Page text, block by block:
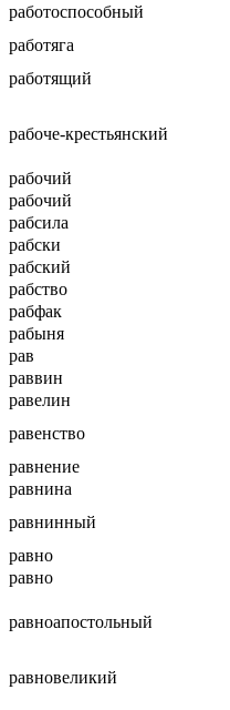
работоспособный
работяга
работящий
рабоче-крестьянский
рабочий
рабочий
рабсила
рабски
рабский
рабство
рабфак
рабыня
рав
раввин
равелин
равенство
равнение
равнина
равнинный
равно
равно
равноапостольный
равновеликий